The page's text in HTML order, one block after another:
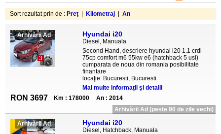
Sort rezultat prin de : Preţ Kilometraj An
Arhivării Ad
3
Hyundai i20
Diesel, Manuala
Second Hand, descriere hyundai i20 1.1 crdi
75cp comfort m6 55kw e6 (hatchback 5 usi)
cumparata de noua din romania posibilitate
finantare
locaţie: Bucuresti, Bucuresti
Mai multe informaţii şi detalii
RON 3697 Km : 178000
An : 2014
Arhivării Ad (peste 90 de zile vechi)
Arhivării Ad Hyundai i20
Diesel, Hatchback, Manuala